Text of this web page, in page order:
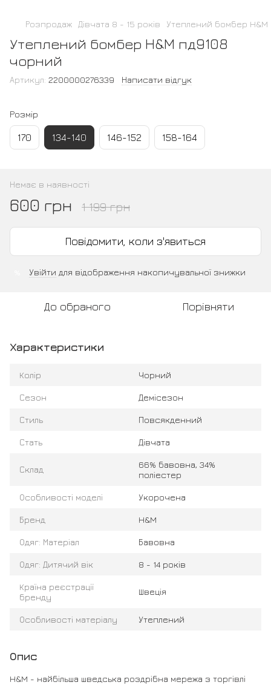
Розпродаж Дівчата 8 - 15 років Утеплений бомбер
Утеплений бомбер H&M пд9108
чорний
Артикул: 2200000276339 Написати відгук
Розмір
170 134-140 146-152 158-164
Немає в наявності
600 грн 1 199 грн
Повідомити, коли з'явиться
Увійти для відображення накопичувальної знижки
До обраного Порівняти
Характеристики
Колір Чорний
Сезон Демісезон
Стиль Повсякденний
Стать Дівчата
Склад
66% бавовна, 34%
поліестер
Особливості моделі Укорочена
Бренд H&M
Одяг: Матеріал Бавовна
Одяг: Дитячий вік 8 - 14 років
Країна реєстрації
бренду
Швеція
Особливості матеріалу Утеплений
Опис
H&M - найбільша шведська роздрібна мережа з торгівлі